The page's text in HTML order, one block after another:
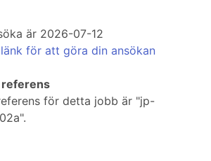
är 2026-07-12
för att göra din ansökan
för detta jobb är "jp-